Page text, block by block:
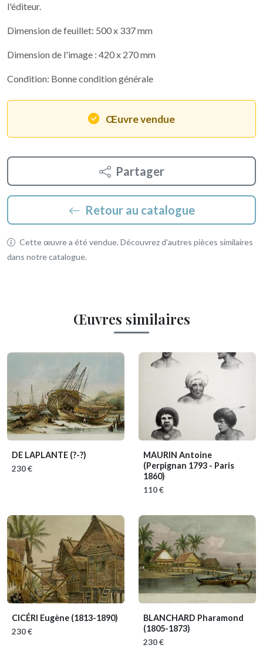
l'éditeur.
Dimension de feuillet: 500 x 337 mm
Dimension de l'image : 420 x 270 mm
Condition: Bonne condition générale
Œuvre vendue
Partager
Retour au catalogue
Cette œuvre a été vendue. Découvrez d'autres pièces similaires
dans notre catalogue.
Œuvres similaires
DE LAPLANTE (?-?)
230 €
MAURIN Antoine
(Perpignan 1793 - Paris
1860)
110 €
CICÉRI Eugène (1813-1890)
230 €
BLANCHARD Pharamond
(1805-1873)
230 €